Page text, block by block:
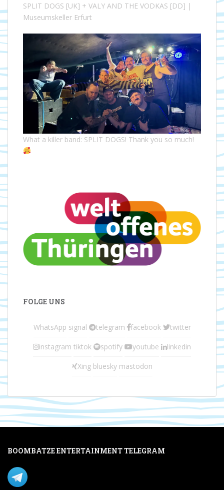
SPLIT DOGS [UK] + VALY AND THE VODKAS [DD] |
Museumskeller Erfurt
What a killer band: SPLIT DOGS! Thank you so much!
FOLGE UNS
WhatsApp signal telegram facebook twitter
instagram tiktok spotify youtube linkedin
Xing bluesky mastodon
BOOMBATZE ENTERTAINMENT TELEGRAM